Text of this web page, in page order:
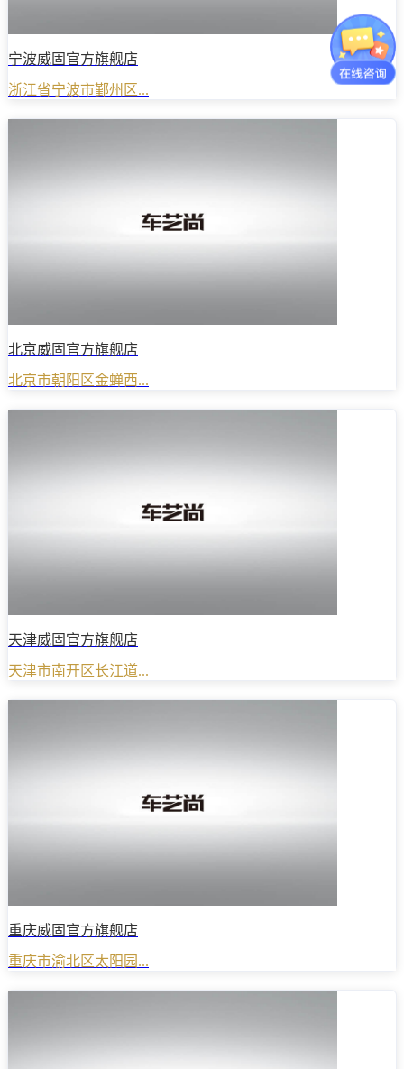
宁波威固官方旗舰店
浙江省宁波市鄞州区...
北京威固官方旗舰店
北京市朝阳区金蝉西...
天津威固官方旗舰店
天津市南开区长江道...
重庆威固官方旗舰店
重庆市渝北区太阳园...